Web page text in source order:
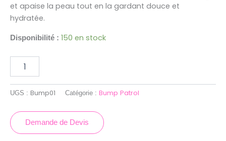
et apaise la peau tout en la gardant douce et
hydratée.
Disponibilité : 150 en stock
UGS : Bump01 Catégorie : Bump Patrol
Demande de Devis